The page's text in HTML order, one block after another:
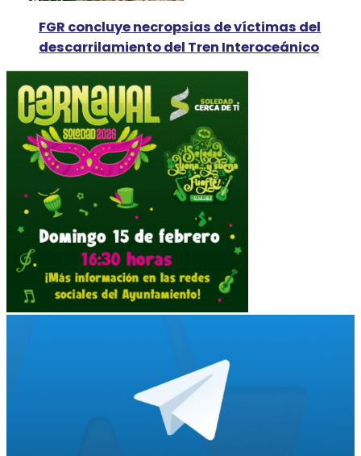
FGR concluye necropsias de víctimas del
descarrilamiento del Tren Interoceánico